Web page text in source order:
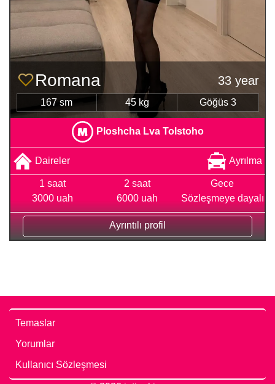
Romana 33 year
167 sm 45 kg Göğüs 3
Ploshcha Lva Tolstoho
Daireler Ayrılma
1 saat
3000 uah
2 saat
6000 uah
Gece
Sözleşmeye dayalı
Ayrıntılı profil
Temaslar
Yorumlar
Kullanıcı Sözleşmesi